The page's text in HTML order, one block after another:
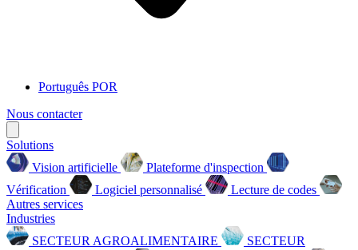
Português POR
Nous contacter
Solutions
Vision artificielle
Plateforme d'inspection
Vérification
Logiciel personnalisé
Lecture de codes
Autres services
Industries
SECTEUR AGROALIMENTAIRE
SECTEUR